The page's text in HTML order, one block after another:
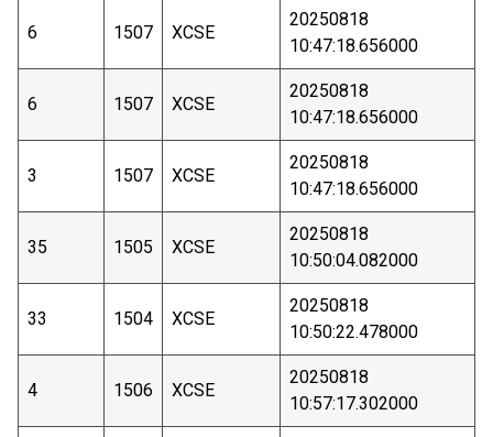
6 1507 XCSE
20250818
10:47:18.656000
6 1507 XCSE
20250818
10:47:18.656000
3 1507 XCSE
20250818
10:47:18.656000
35 1505 XCSE
20250818
10:50:04.082000
33 1504 XCSE
20250818
10:50:22.478000
4 1506 XCSE
20250818
10:57:17.302000